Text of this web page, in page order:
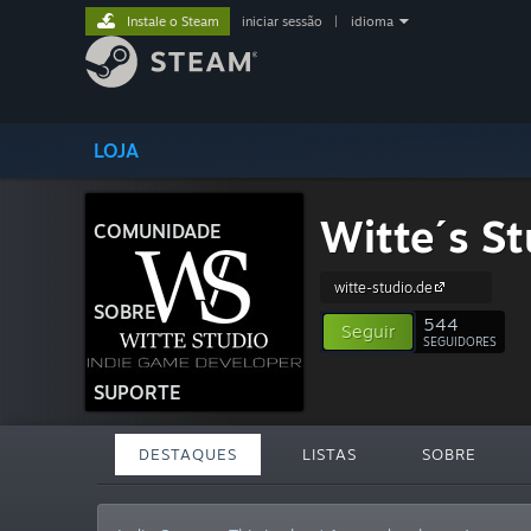
LOJA
COMUNIDADE
SOBRE
SUPORTE
Instale o Steam iniciar sessão idioma
Witte´s
witte-studio.de
Seguir 544
SEGUIDORES
DESTAQUES LISTAS SOBRE